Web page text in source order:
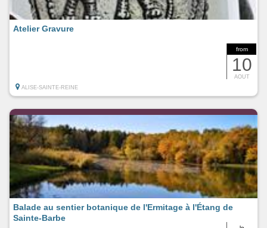
from
10
AOUT
Atelier Gravure
ALISE-SAINTE-REINE
Balade au sentier botanique de l'Ermitage à l'Étang de
Sainte-Barbe